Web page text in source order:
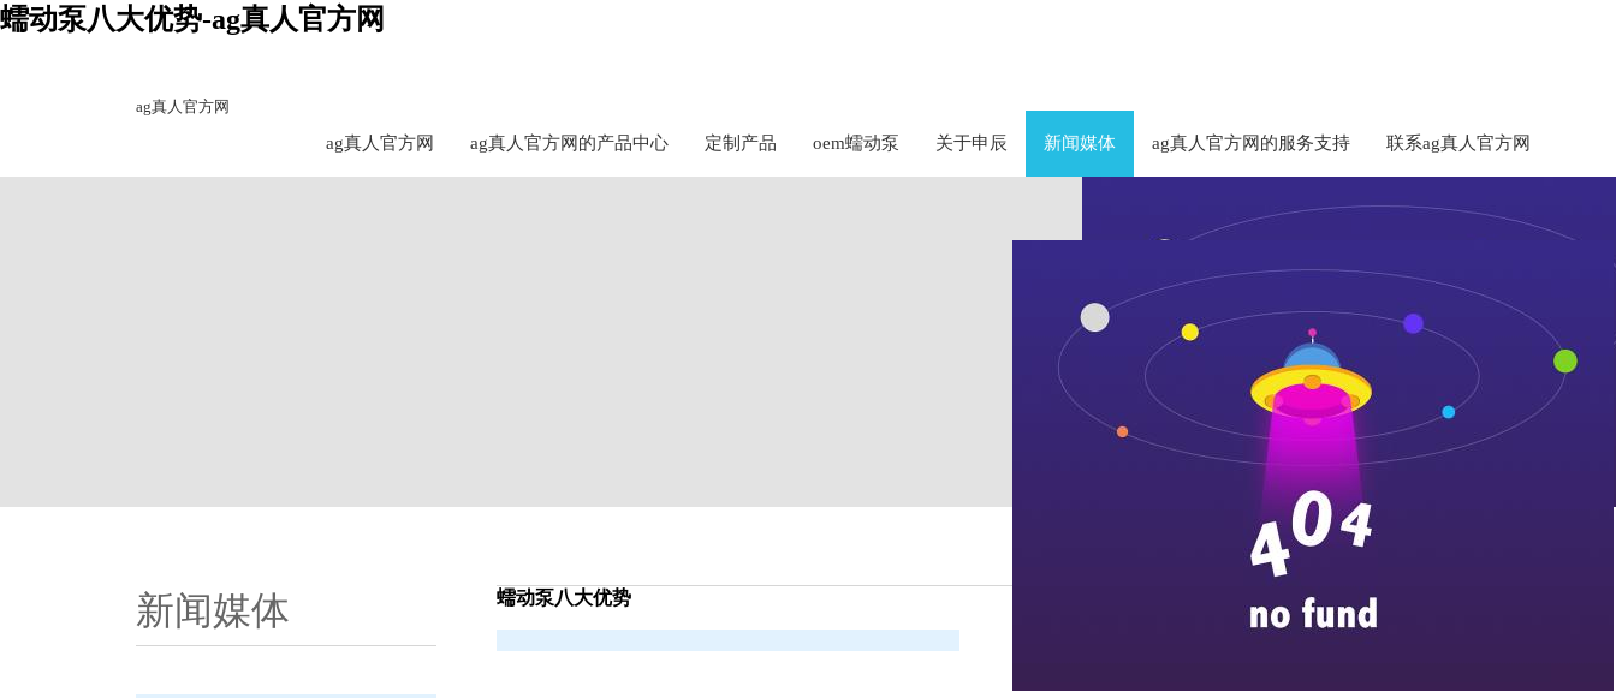
蠕动泵八大优势-ag真人官方网
ag真人官方网
联系ag真人官方网
ag真人官方网的服务支持
新闻媒体
关于申辰
oem蠕动泵
定制产品
ag真人官方网的产品中心
ag真人官方网
新闻媒体 蠕动泵八大优势